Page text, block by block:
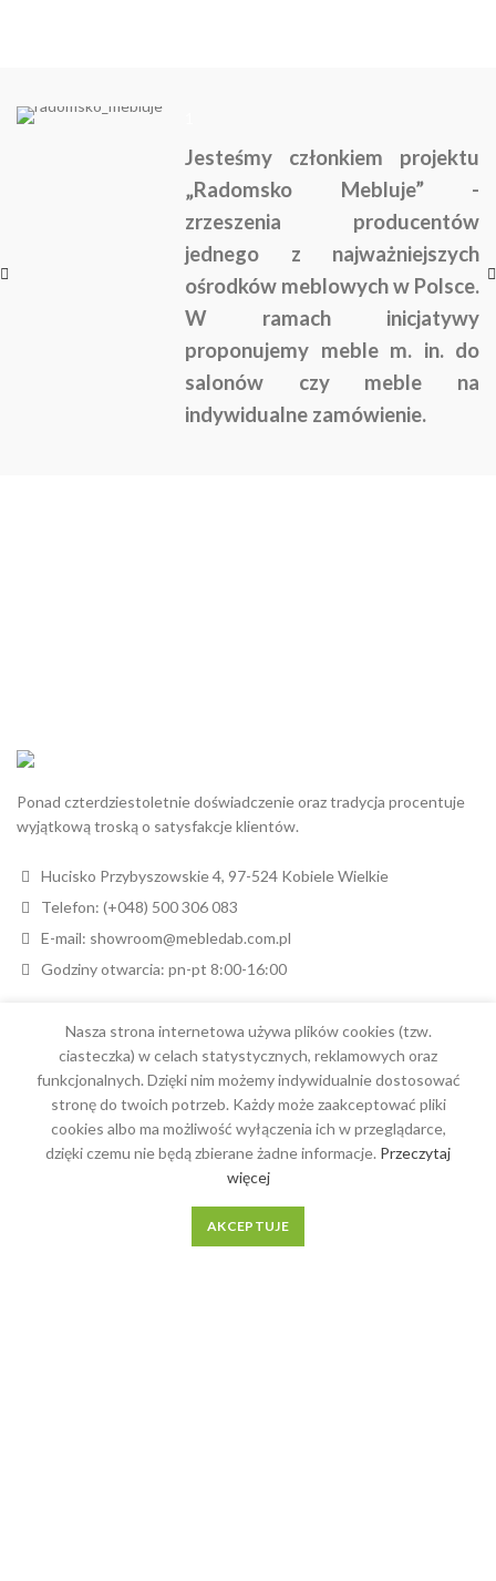
Jesteśmy członkiem projektu
„Radomsko Mebluje” -
zrzeszenia producentów
jednego z najważniejszych
ośrodków meblowych w Polsce.
W ramach inicjatywy
proponujemy meble m. in. do
salonów czy meble na
indywidualne zamówienie.
Ponad czterdziestoletnie doświadczenie oraz tradycja procentuje
wyjątkową troską o satysfakcje klientów.
Hucisko Przybyszowskie 4, 97-524 Kobiele Wielkie
Telefon: (+048) 500 306 083
E-mail: showroom@mebledab.com.pl
Godziny otwarcia: pn-pt 8:00-16:00
OSTATNIE WPISY
4 najlepsze sposoby
rozkładania stołów
Wszystko co musisz wiedzieć
Nasza strona internetowa używa plików cookies (tzw.
ciasteczka) w celach statystycznych, reklamowych oraz
funkcjonalnych. Dzięki nim możemy indywidualnie dostosować
stronę do twoich potrzeb. Każdy może zaakceptować pliki
cookies albo ma możliwość wyłączenia ich w przeglądarce,
dzięki czemu nie będą zbierane żadne informacje. Przeczytaj
więcej
AKCEPTUJE